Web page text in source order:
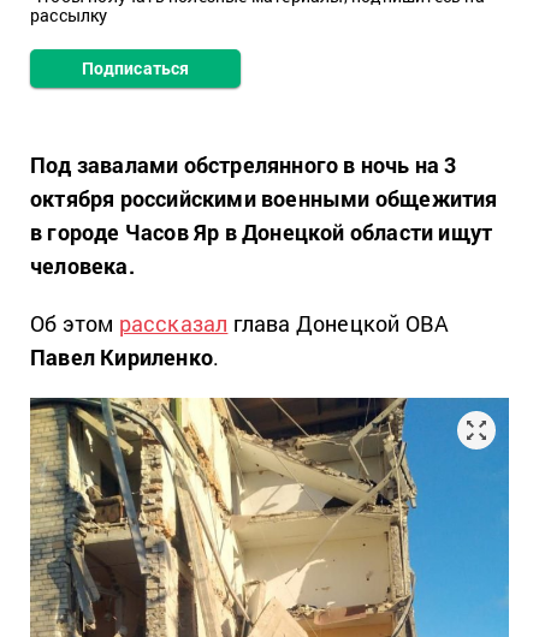
рассылку
Подписаться
Под завалами обстрелянного в ночь на 3
октября российскими военными общежития
в городе Часов Яр в Донецкой области ищут
человека.
Об этом рассказал глава Донецкой ОВА
Павел Кириленко.